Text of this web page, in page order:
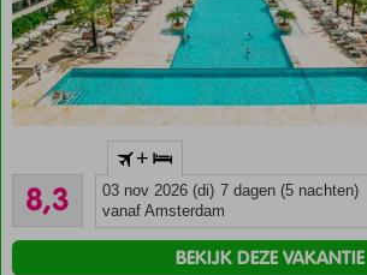
Een Curio
by Hilton
hotel
Waanzinnig
8,3
Zeer goed
1804
beoordelingen
+
03 nov 2026 (di) 7 dagen (5 nachten)
vanaf Amsterdam
BEKIJK DEZE VAKANTIE